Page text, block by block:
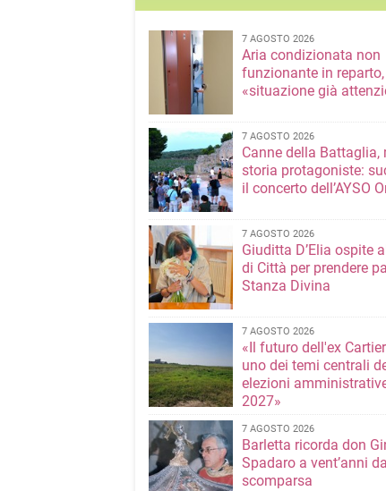
7 AGOSTO 2026
Aria condizionata non
funzionante in reparto,
«situazione già
7 AGOSTO 2026
Canne della Battaglia,
storia protagoniste:
il concerto dell’AYSO
7 AGOSTO 2026
Giuditta D’Elia ospite
di Città per prendere
Stanza Divina
7 AGOSTO 2026
«Il futuro dell'ex
uno dei temi centrali
elezioni
2027»
7 AGOSTO 2026
Barletta ricorda don
Spadaro a vent’anni
scomparsa